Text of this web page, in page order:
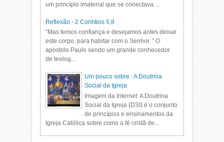
um princípio imaterial que se conectava ...
Reflexão - 2 Coríntios 5,8
“Mas temos confiança e desejamos antes deixar
este corpo, para habitar com o Senhor. ” O
apostolo Paulo sendo um grande conhecedor
de teolog...
Um pouco sobre : A Doutrina
Social da Igreja
Imagem da Internet A Doutrina
Social da Igreja (DSI) é o conjunto
de princípios e ensinamentos da
Igreja Católica sobre como a fé cristã de...